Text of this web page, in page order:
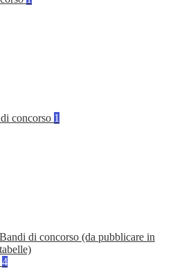
concorso 1
Bandi di concorso (da pubblicare in
tabelle)
4